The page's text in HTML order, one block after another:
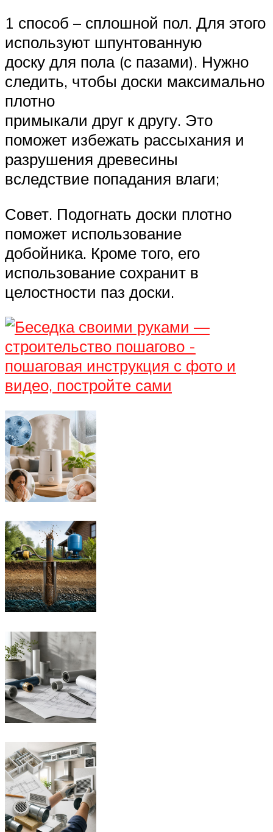
1 способ – сплошной пол. Для этого
используют шпунтованную
доску для пола (с пазами). Нужно
следить, чтобы доски максимально
плотно
примыкали друг к другу. Это
поможет избежать рассыхания и
разрушения древесины
вследствие попадания влаги;
Совет. Подогнать доски плотно
поможет использование
добойника. Кроме того, его
использование сохранит в
целостности паз доски.